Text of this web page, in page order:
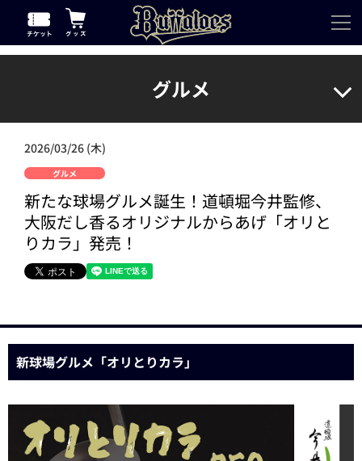
グルメ
2026/03/26 (木)
グルメ
新たな球場グルメ誕生！道頓堀今井監修、
大阪だし香るオリジナルからあげ「オリと
りカラ」発売！
新球場グルメ「オリとりカラ」